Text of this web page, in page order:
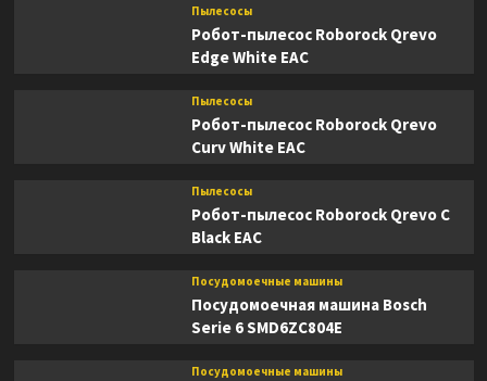
Пылесосы
Робот-пылесос Roborock Qrevo
Edge White EAC
Пылесосы
Робот-пылесос Roborock Qrevo
Curv White EAC
Пылесосы
Робот-пылесос Roborock Qrevo C
Black EAC
Посудомоечные машины
Посудомоечная машина Bosch
Serie 6 SMD6ZC804E
Посудомоечные машины